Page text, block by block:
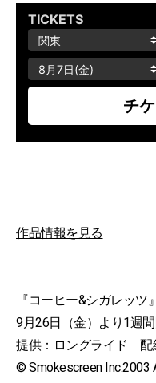
作品情報を見る
『コーヒー&シガレッツ』
9月26日（金）より1週
提供：ロングライド 配
© Smokescreen Inc.2003